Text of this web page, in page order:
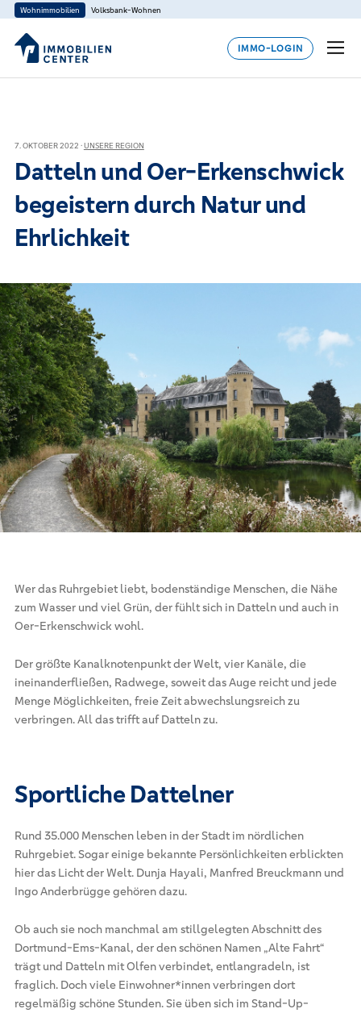
Wohnimmobilien Volksbank-Wohnen
IMMO-LOGIN
7. OKTOBER 2022 ·UNSERE REGION
Datteln und Oer-Erkenschwick
begeistern durch Natur und
Ehrlichkeit
Wer das Ruhrgebiet liebt, bodenständige Menschen, die Nähe
zum Wasser und viel Grün, der fühlt sich in Datteln und auch in
Oer-Erkenschwick wohl.
Der größte Kanalknotenpunkt der Welt, vier Kanäle, die
ineinanderfließen, Radwege, soweit das Auge reicht und jede
Menge Möglichkeiten, freie Zeit abwechslungsreich zu
verbringen. All das trifft auf Datteln zu.
Sportliche Dattelner
Rund 35.000 Menschen leben in der Stadt im nördlichen
Ruhrgebiet. Sogar einige bekannte Persönlichkeiten erblickten
hier das Licht der Welt. Dunja Hayali, Manfred Breuckmann und
Ingo Anderbrügge gehören dazu.
Ob auch sie noch manchmal am stillgelegten Abschnitt des
Dortmund-Ems-Kanal, der den schönen Namen „Alte Fahrt“
trägt und Datteln mit Olfen verbindet, entlangradeln, ist
fraglich. Doch viele Einwohner*innen verbringen dort
regelmäßig schöne Stunden. Sie üben sich im Stand-Up-